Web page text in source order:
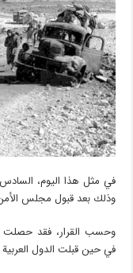
وذلك بعد قبول مجلس
وحسب القرار، فقد حصلت
في حين قبلت الدول العربية